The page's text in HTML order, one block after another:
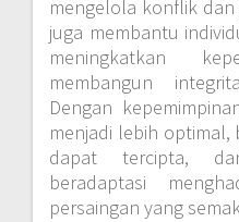
mengelola konflik
juga membantu
meningkatkan
membangun
Dengan
menjadi lebih optimal,
dapat tercipta,
beradaptasi
persaingan yang